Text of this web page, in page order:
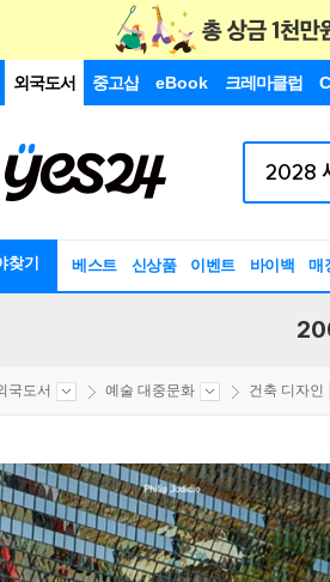
외국도서 중고샵 eBook 크레마클럽
찾기 베스트 신상품 이벤트 바이백 매
국도서 예술 대중문화 건축 디자인